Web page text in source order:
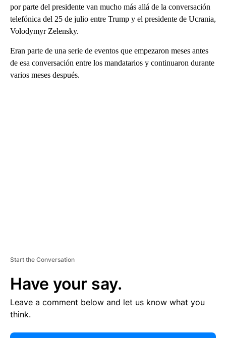
por parte del presidente van mucho más allá de la conversación
telefónica del 25 de julio entre Trump y el presidente de Ucrania,
Volodymyr Zelensky.
Eran parte de una serie de eventos que empezaron meses antes
de esa conversación entre los mandatarios y continuaron durante
varios meses después.
Start the Conversation
Have your say.
Leave a comment below and let us know what you
think.